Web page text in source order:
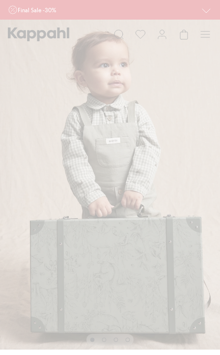
Final Sale -30%
działu outlet do 10.8 w sklepach Kappahl i Newbie oraz na kappahl.com. Ofert
nie łączymy